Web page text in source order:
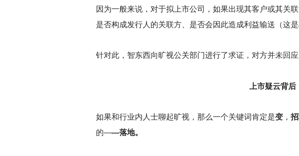
因为一般来说，对于拟上市公司，如果出现其客户或其关
是否构成发行人的关联方、是否会因此造成利益输送（这
针对此，智东西向旷视公关部门进行了求证，对方并未回应
上市疑云背
如果和行业内人士聊起旷视，那么一个关键词肯定是变 ，
的——落地。